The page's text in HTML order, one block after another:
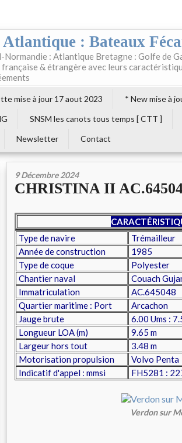
: Bateaux
: Atlantique Bretagne : Golfe de
& étrangère avec leurs
mise à jour 17 aout 2023
* New mise à
SNSM les canots tous temps [ CTT ]
Newsletter Contact
9 Décembre 2024
CHRISTINA II
Type de navire
Trémailleur
Année de construction
1985
Type de coque
Polyester
Chantier naval
Couach
Immatriculation
AC.645048
Quartier maritime : Port
Arcachon
Jauge brute
6.00 Ums :
Longueur LOA (m)
9.65 m
Largeur hors tout
3.48 m
Motorisation propulsion
Volvo Penta
Indicatif d'appel : mmsi
FH5281 :
Verdon sur